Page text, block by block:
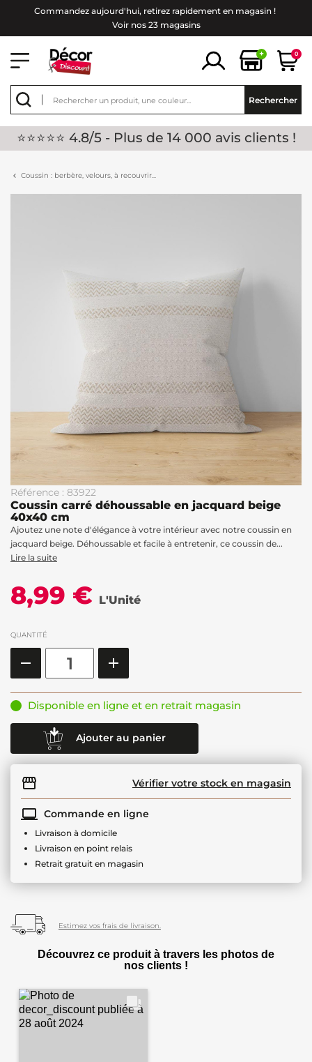
Commandez aujourd'hui, retirez rapidement en magasin !
Voir nos 23 magasins
+ 0
Rechercher
⭐⭐⭐⭐⭐ 4.8/5 - Plus de 14 000 avis clients !
Coussin : berbère, velours, à recouvrir...
Référence : 83922
Coussin carré déhoussable en jacquard beige
40x40 cm
Ajoutez une note d'élégance à votre intérieur avec notre coussin en
jacquard beige. Déhoussable et facile à entretenir, ce coussin de...
Lire la suite
8,99 € L'Unité
QUANTITÉ
Disponible en ligne et en retrait magasin
Ajouter au panier
Vérifier votre stock en magasin
Commande en ligne
Livraison à domicile
Livraison en point relais
Retrait gratuit en magasin
Estimez vos frais de livraison.
Découvrez ce produit à travers les photos de
nos clients !